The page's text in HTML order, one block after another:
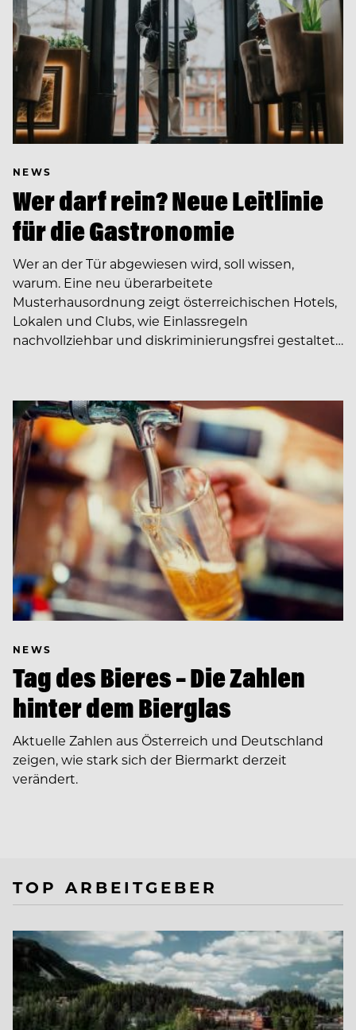
NEWS
Wer darf rein? Neue Leitlinie
für die Gastronomie
Wer an der Tür abgewiesen wird, soll wissen,
warum. Eine neu überarbeitete
Musterhausordnung zeigt österreichischen Hotels,
Lokalen und Clubs, wie Einlassregeln
nachvollziehbar und diskriminierungsfrei gestaltet…
NEWS
Tag des Bieres – Die Zahlen
hinter dem Bierglas
Aktuelle Zahlen aus Österreich und Deutschland
zeigen, wie stark sich der Biermarkt derzeit
verändert.
TOP ARBEITGEBER